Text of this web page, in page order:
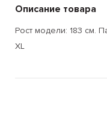
Описание товара
Рост модели: 183 см.
XL